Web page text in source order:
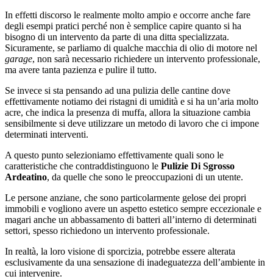
In effetti discorso le realmente molto ampio e occorre anche fare
degli esempi pratici perché non è semplice capire quanto si ha
bisogno di un intervento da parte di una ditta specializzata.
Sicuramente, se parliamo di qualche macchia di olio di motore nel
garage, non sarà necessario richiedere un intervento professionale,
ma avere tanta pazienza e pulire il tutto.
Se invece si sta pensando ad una pulizia delle cantine dove
effettivamente notiamo dei ristagni di umidità e si ha un’aria molto
acre, che indica la presenza di muffa, allora la situazione cambia
sensibilmente si deve utilizzare un metodo di lavoro che ci impone
determinati interventi.
A questo punto selezioniamo effettivamente quali sono le
caratteristiche che contraddistinguono le Pulizie Di Sgrosso
Ardeatino, da quelle che sono le preoccupazioni di un utente.
Le persone anziane, che sono particolarmente gelose dei propri
immobili e vogliono avere un aspetto estetico sempre eccezionale e
magari anche un abbassamento di batteri all’interno di determinati
settori, spesso richiedono un intervento professionale.
In realtà, la loro visione di sporcizia, potrebbe essere alterata
esclusivamente da una sensazione di inadeguatezza dell’ambiente in
cui intervenire.